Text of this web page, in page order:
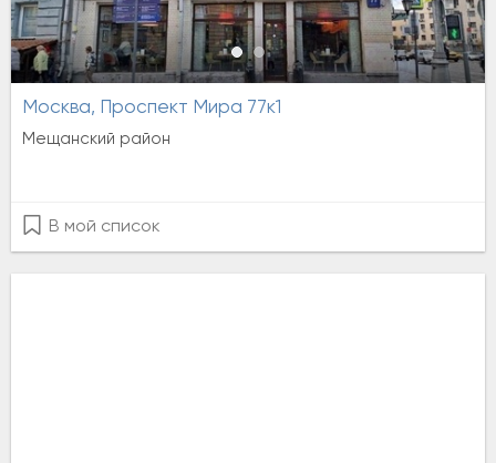
Москва, Проспект Мира 77к1
Мещанский район
В мой список